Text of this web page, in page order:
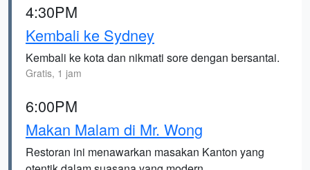
4:30PM
Kembali ke Sydney
Kembali ke kota dan nikmati sore dengan bersantai.
Gratis, 1 jam
6:00PM
Makan Malam di Mr. Wong
Restoran ini menawarkan masakan Kanton yang